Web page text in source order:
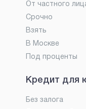
От частного
Срочно
Взять
В Москве
Под проценты
Кредит для
Без залога